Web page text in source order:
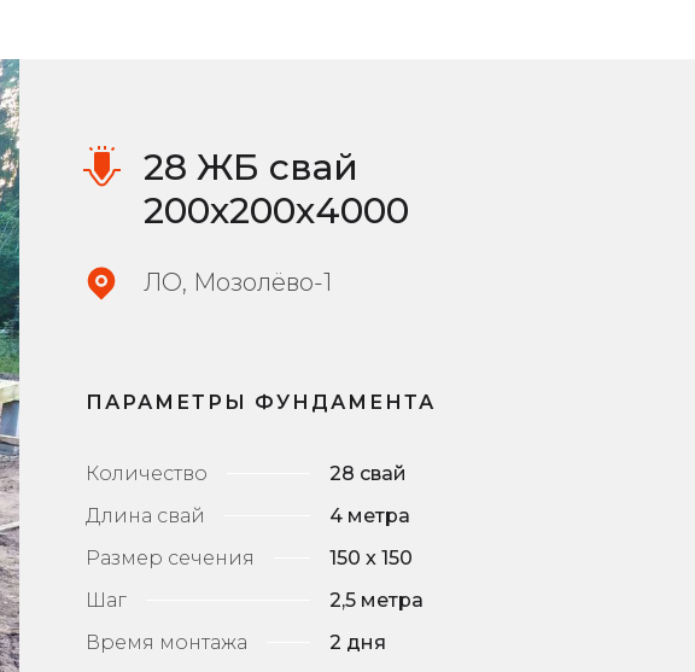
28 ЖБ свай
200х200х4000
ЛО, Мозолёво-1
ПАРАМЕТРЫ ФУНДАМЕНТА
Количество
28 свай
Длина свай
4 метра
Размер сечения
150 x 150
Шаг
2,5 метра
Время монтажа
2 дня